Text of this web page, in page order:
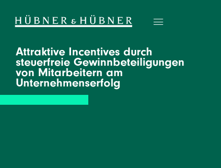
Attraktive Incentives durch
steuerfreie Gewinnbeteiligungen
von Mitarbeitern am
Unternehmenserfolg